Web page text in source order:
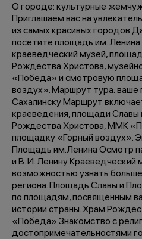
О городе: культурные
Приглашаем вас на
из самых красивых городов
посетите площадь им.
краеведческий музей,
Рождества Христова,
«Победа» и смотровую
воздух». Маршрут тура:
Сахалинску Маршрут
краеведения, площади
Рождества Христова, ММК
площадку «Горный воздух».
Площадь им.Ленина Осмотр
и В. И. Ленину
возможностью узнать
региона. Площадь Славы и
по площадям, посвящённым
истории страны. Храм
«Победа» Знакомство с
достопримечательностями